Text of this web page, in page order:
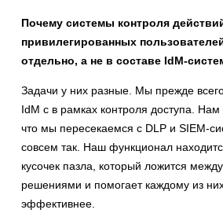
Почему системы контроля
привилегированных
отдельно, а не в составе IdM-
Задачи у них разные. Мы прежде
IdM с в рамках контроля доступа. Нам
что мы пересекаемся с DLP и SIEM-
совсем так. Наш функционал
кусочек пазла, который ложится
решениями и помогает каждому из
эффективнее.